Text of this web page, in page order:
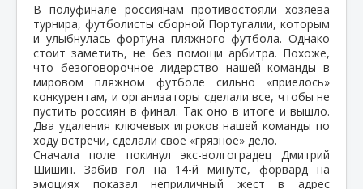
В полуфинале россиянам противостояли хозяева
турнира, футболисты сборной Португалии, которым
и улыбнулась фортуна пляжного футбола. Однако
стоит заметить, не без помощи арбитра. Похоже,
что безоговорочное лидерство нашей команды в
мировом пляжном футболе сильно «приелось»
конкурентам, и организаторы сделали все, чтобы не
пустить россиян в финал. Так оно в итоге и вышло.
Два удаления ключевых игроков нашей команды по
ходу встречи, сделали свое «грязное» дело.
Сначала поле покинул экс-волгоградец Дмитрий
Шишин. Забив гол на 14-й минуте, форвард на
эмоциях показал неприличный жест в адрес